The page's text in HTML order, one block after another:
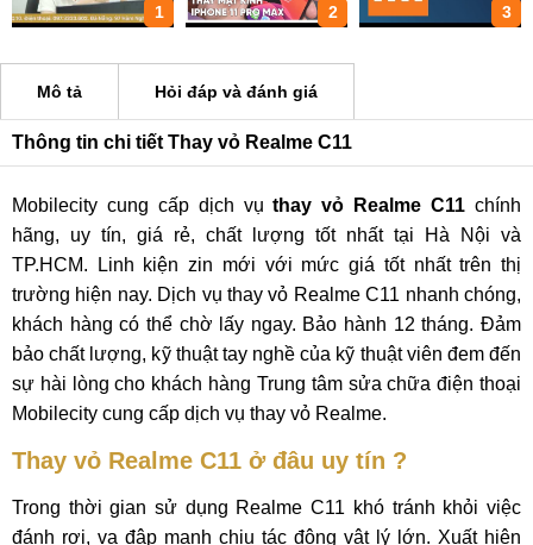
1 2 3
Mô tả Hỏi đáp và đánh giá
Thông tin chi tiết Thay vỏ Realme C11
Mobilecity cung cấp dịch vụ thay vỏ Realme C11 chính
hãng, uy tín, giá rẻ, chất lượng tốt nhất tại Hà Nội và
TP.HCM. Linh kiện zin mới với mức giá tốt nhất trên thị
trường hiện nay. Dịch vụ thay vỏ Realme C11 nhanh chóng,
khách hàng có thể chờ lấy ngay. Bảo hành 12 tháng. Đảm
bảo chất lượng, kỹ thuật tay nghề của kỹ thuật viên đem đến
sự hài lòng cho khách hàng Trung tâm sửa chữa điện thoại
Mobilecity cung cấp dịch vụ thay vỏ Realme.
Thay vỏ Realme C11 ở đâu uy tín ?
Trong thời gian sử dụng Realme C11 khó tránh khỏi việc
đánh rơi, va đập mạnh chịu tác động vật lý lớn. Xuất hiện